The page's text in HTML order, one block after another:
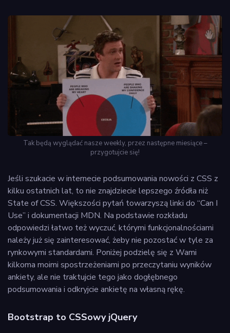
Tak będą wyglądać nasze weekly, przez następne miesiące –
przygotujcie się!
Jeśli szukacie w internecie podsumowania nowości z CSS z
kilku ostatnich lat, to nie znajdziecie lepszego źródła niż
State of CSS. Większości pytań towarzyszą linki do “Can I
Use” i dokumentacji MDN. Na podstawie rozkładu
odpowiedzi łatwo też wyczuć, którymi funkcjonalnościami
należy już się zainteresować, żeby nie pozostać w tyle za
rynkowymi standardami. Poniżej podzielę się z Wami
kilkoma moimi spostrzeżeniami po przeczytaniu wyników
ankiety, ale nie traktujcie tego jako dogłębnego
podsumowania i odkryjcie ankietę na własną rękę.
Bootstrap to CSSowy jQuery